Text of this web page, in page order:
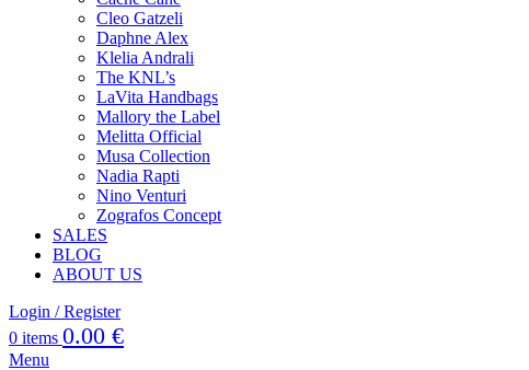
Cleo Gatzeli
Daphne Alex
Klelia Andrali
The KNL’s
LaVita Handbags
Mallory the Label
Melitta Official
Musa Collection
Nadia Rapti
Nino Venturi
Zografos Concept
SALES
BLOG
ABOUT US
Login / Register
0 items 0.00 €
Menu